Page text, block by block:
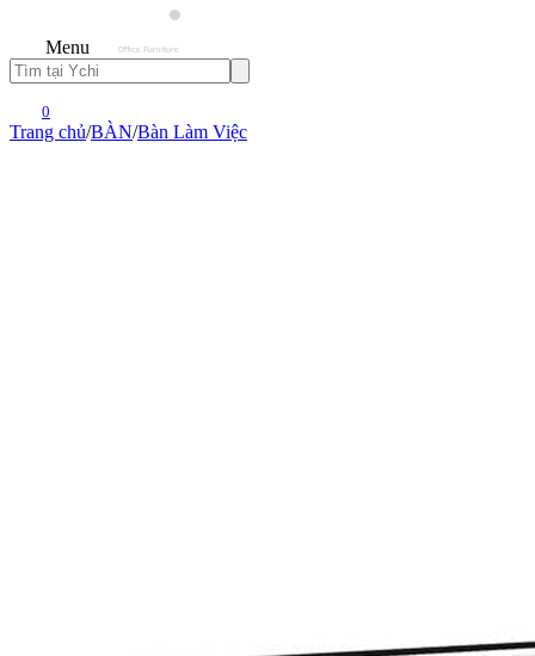
Menu
0
Trang chủ/BÀN/Bàn Làm Việc